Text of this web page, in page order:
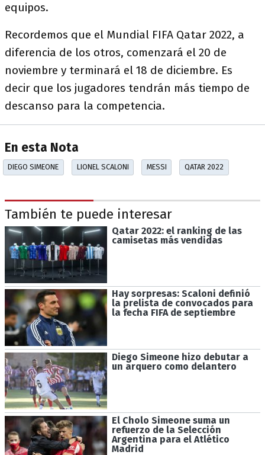
equipos.
Recordemos que el Mundial FIFA Qatar 2022, a
diferencia de los otros, comenzará el 20 de
noviembre y terminará el 18 de diciembre. Es
decir que los jugadores tendrán más tiempo de
descanso para la competencia.
En esta Nota
DIEGO SIMEONE LIONEL SCALONI MESSI QATAR 2022
También te puede interesar
Qatar 2022: el ranking de las
camisetas más vendidas
Hay sorpresas: Scaloni definió
la prelista de convocados para
la fecha FIFA de septiembre
Diego Simeone hizo debutar a
un arquero como delantero
El Cholo Simeone suma un
refuerzo de la Selección
Argentina para el Atlético
Madrid